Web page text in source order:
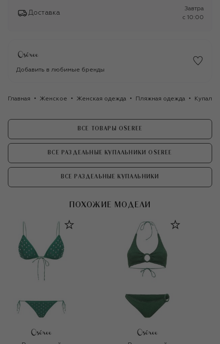
Доставка
Завтра
c 10:00
Добавить в любимые бренды
Главная Женское Женская одежда Пляжная одежда
ВСЕ ТОВАРЫ OSEREE
ВСЕ РАЗДЕЛЬНЫЕ КУПАЛЬНИКИ OSEREE
ВСЕ РАЗДЕЛЬНЫЕ КУПАЛЬНИКИ
ПОХОЖИЕ МОДЕЛИ